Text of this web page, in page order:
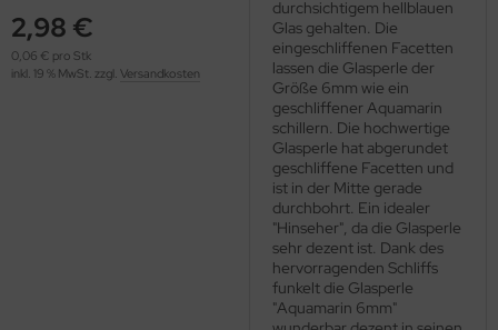
2,98 €
0,06 € pro Stk
inkl. 19 % MwSt. zzgl. Versandkosten
durchsichtigem hellblauen
Glas gehalten. Die
eingeschliffenen Facetten
lassen die Glasperle der
Größe 6mm wie ein
geschliffener Aquamarin
schillern. Die hochwertige
Glasperle hat abgerundet
geschliffene Facetten und
ist in der Mitte gerade
durchbohrt. Ein idealer
"Hinseher", da die Glasperle
sehr dezent ist. Dank des
hervorragenden Schliffs
funkelt die Glasperle
"Aquamarin 6mm"